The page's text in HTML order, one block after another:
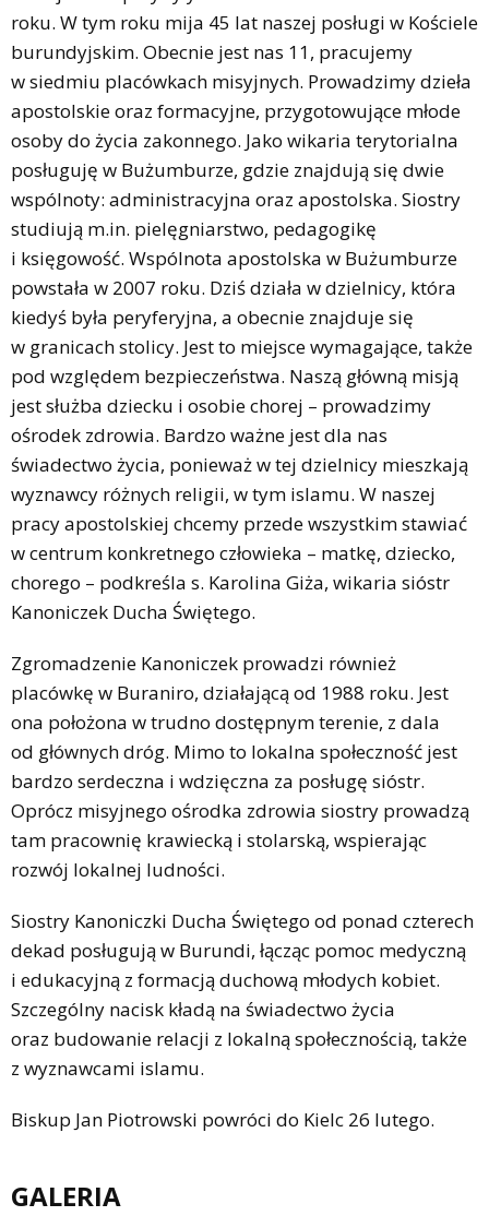
roku. W tym roku mija 45 lat naszej posługi w Kościele
burundyjskim. Obecnie jest nas 11, pracujemy
w siedmiu placówkach misyjnych. Prowadzimy dzieła
apostolskie oraz formacyjne, przygotowujące młode
osoby do życia zakonnego. Jako wikaria terytorialna
posługuję w Bużumburze, gdzie znajdują się dwie
wspólnoty: administracyjna oraz apostolska. Siostry
studiują m.in. pielęgniarstwo, pedagogikę
i księgowość. Wspólnota apostolska w Bużumburze
powstała w 2007 roku. Dziś działa w dzielnicy, która
kiedyś była peryferyjna, a obecnie znajduje się
w granicach stolicy. Jest to miejsce wymagające, także
pod względem bezpieczeństwa. Naszą główną misją
jest służba dziecku i osobie chorej – prowadzimy
ośrodek zdrowia. Bardzo ważne jest dla nas
świadectwo życia, ponieważ w tej dzielnicy mieszkają
wyznawcy różnych religii, w tym islamu. W naszej
pracy apostolskiej chcemy przede wszystkim stawiać
w centrum konkretnego człowieka – matkę, dziecko,
chorego – podkreśla s. Karolina Giża, wikaria sióstr
Kanoniczek Ducha Świętego.
Zgromadzenie Kanoniczek prowadzi również
placówkę w Buraniro, działającą od 1988 roku. Jest
ona położona w trudno dostępnym terenie, z dala
od głównych dróg. Mimo to lokalna społeczność jest
bardzo serdeczna i wdzięczna za posługę sióstr.
Oprócz misyjnego ośrodka zdrowia siostry prowadzą
tam pracownię krawiecką i stolarską, wspierając
rozwój lokalnej ludności.
Siostry Kanoniczki Ducha Świętego od ponad czterech
dekad posługują w Burundi, łącząc pomoc medyczną
i edukacyjną z formacją duchową młodych kobiet.
Szczególny nacisk kładą na świadectwo życia
oraz budowanie relacji z lokalną społecznością, także
z wyznawcami islamu.
Biskup Jan Piotrowski powróci do Kielc 26 lutego.
GALERIA